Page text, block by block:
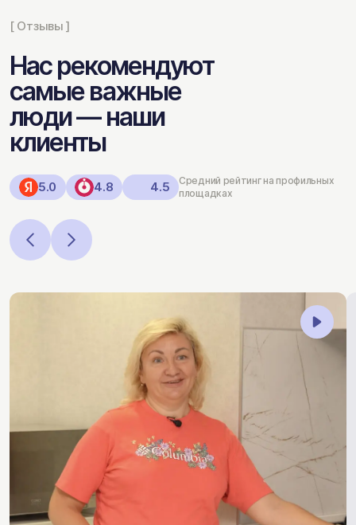
[ Отзывы ]
Нас рекомендуют
самые важные
люди — наши
клиенты
5.0 4.8 4.5
Средний рейтинг на профильных
площадках